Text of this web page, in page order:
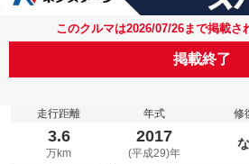
このクルマは2026/07/26まで掲載さ
掲載終了
走行距離
3.6
万km
年式
2017
(平成29)年
修